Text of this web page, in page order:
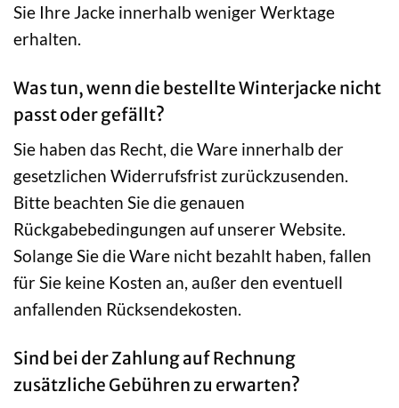
Sie Ihre Jacke innerhalb weniger Werktage
erhalten.
Was tun, wenn die bestellte Winterjacke nicht
passt oder gefällt?
Sie haben das Recht, die Ware innerhalb der
gesetzlichen Widerrufsfrist zurückzusenden.
Bitte beachten Sie die genauen
Rückgabebedingungen auf unserer Website.
Solange Sie die Ware nicht bezahlt haben, fallen
für Sie keine Kosten an, außer den eventuell
anfallenden Rücksendekosten.
Sind bei der Zahlung auf Rechnung
zusätzliche Gebühren zu erwarten?